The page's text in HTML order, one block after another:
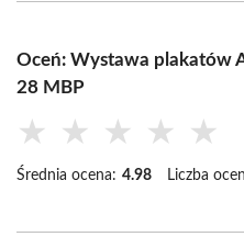
Oceń: Wystawa plakatów
28 MBP
★ ★ ★ ★ ★
Średnia ocena: 4.98 Liczba